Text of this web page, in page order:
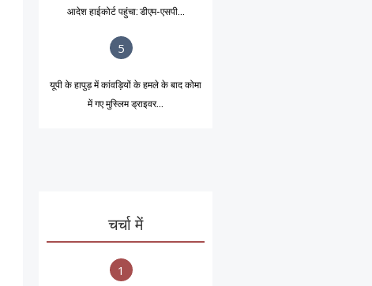
आदेश हाईकोर्ट पहुंचा: डीएम-एसपी...
5
यूपी के हापुड़ में कांवड़ियों के हमले के बाद कोमा
में गए मुस्लिम ड्राइवर...
चर्चा में
1